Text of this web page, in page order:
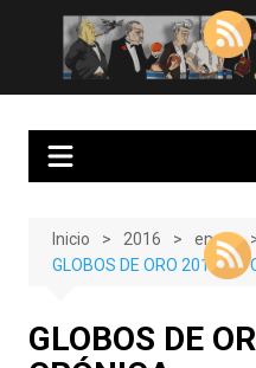
contenido
Crítica cinematográfica y
Inicio 2016
enero
GLOBOS DE ORO 2016: LA
GLOBOS DE